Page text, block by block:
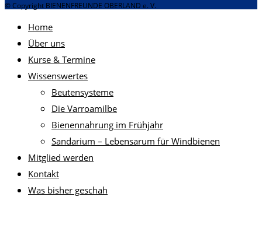
© Copyright BIENENFREUNDE OBERLAND e. V.
Home
Über uns
Kurse & Termine
Wissenswertes
Beutensysteme
Die Varroamilbe
Bienennahrung im Frühjahr
Sandarium – Lebensarum für Windbienen
Mitglied werden
Kontakt
Was bisher geschah